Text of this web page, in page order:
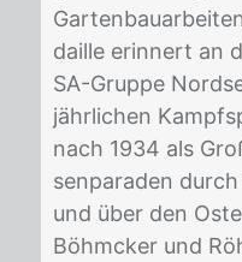
dail­le er­in­nert an
SA-Grup­pe
jähr­li­chen
nach 1934 als
sen­pa­ra­den
und über den
Böhm­cker und